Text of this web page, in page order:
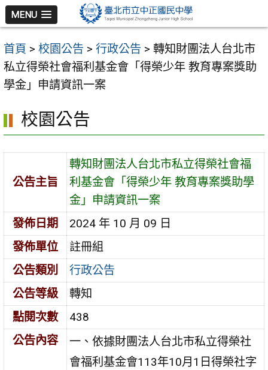
跳
至
主
要
內
區
MENU
首頁 > 校園公告 > 行政公告 > 轉知財團法人台北市
私立得榮社會福利基金會「得榮少年 教育專案獎助
學金」申請資訊一案
校園公告
公告主旨
轉知財團法人台北市私立得榮社會福
利基金會「得榮少年 教育專案獎助學
金」申請資訊一案
發佈日期
2024 年 10 月 09 日
發佈單位
註冊組
公告類別
行政公告
公告等級
轉知
點閱次數
438
公告內容
一、依據財團法人台北市私立得榮社
會福利基金會113年10月1日得榮社字